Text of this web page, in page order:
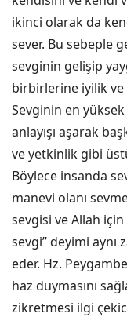
ikinci olarak da
sever. Bu sebeple
sevginin gelişip
birbirlerine iyilik
Sevginin en
anlayışı aşarak
ve yetkinlik gibi
Böylece insanda
manevi olanı
sevgisi ve Allah
sevgi” deyimi aynı
eder. Hz.
haz duymasını
zikretmesi ilgi